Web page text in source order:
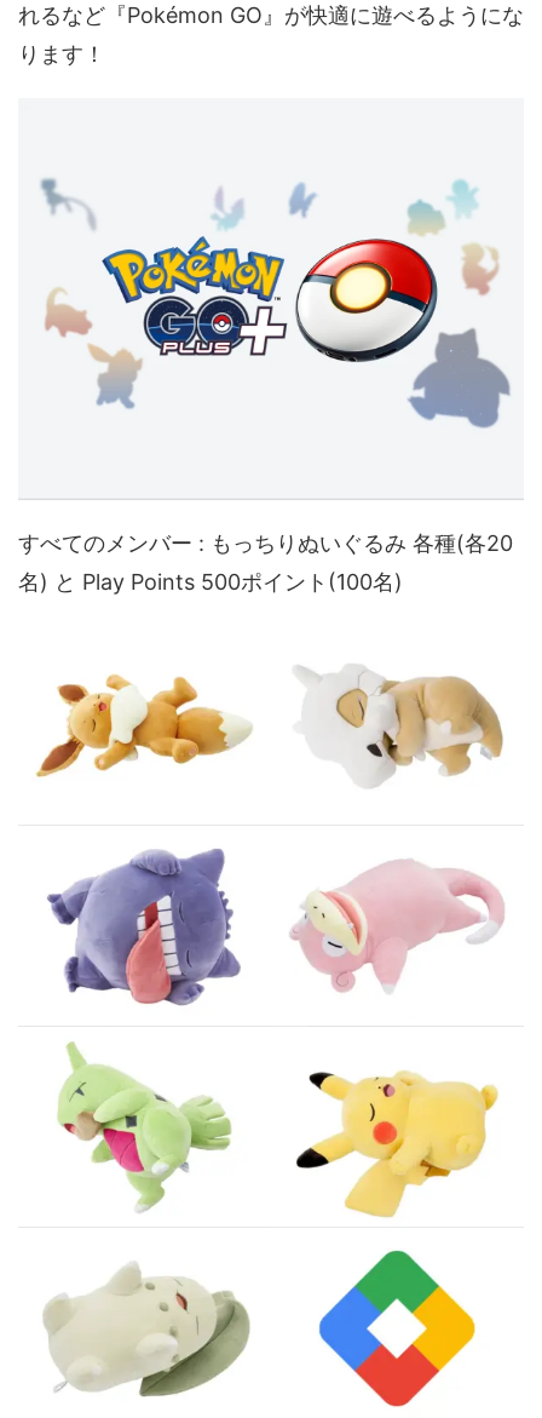
れる​など​『Pokémon GO』が​快適に​遊べるようにな
ります！
すべてのメンバー : もっちりぬいぐるみ 各種(各20
名) と Play Points 500ポイント(100名)